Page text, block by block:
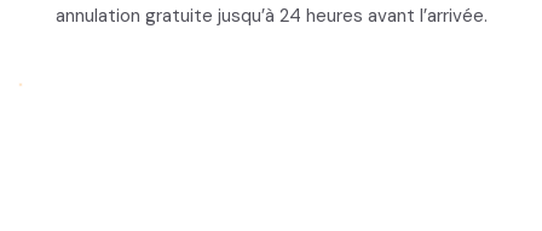
annulation gratuite jusqu’à 24 heures avant l’arrivée.